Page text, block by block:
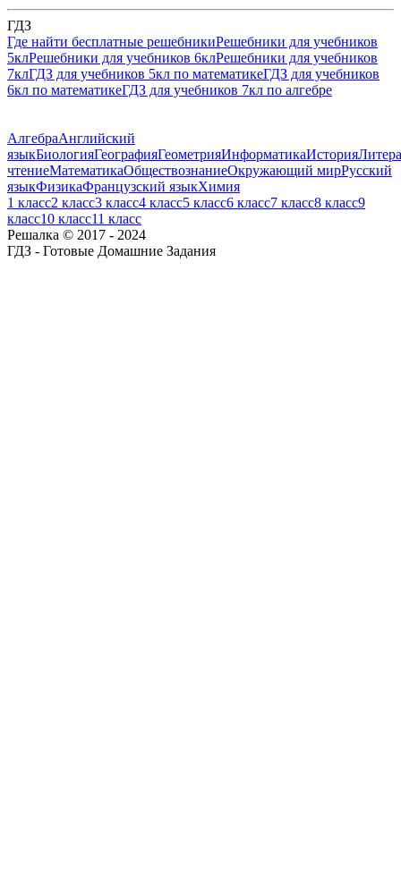
ГДЗ
Где найти бесплатные решебникиРешебники для учебников
5клРешебники для учебников 6клРешебники для учебников
7клГДЗ для учебников 5кл по математикеГДЗ для учебников
6кл по математикеГДЗ для учебников 7кл по алгебре
АлгебраАнглийский
языкБиологияГеографияГеометрияИнформатикаИстория
чтениеМатематикаОбществознаниеОкружающий мирРусский
языкФизикаФранцузский языкХимия
1 класс2 класс3 класс4 класс5 класс6 класс7 класс8 класс9
класс10 класс11 класс
Решалка © 2017 - 2024
ГДЗ - Готовые Домашние Задания